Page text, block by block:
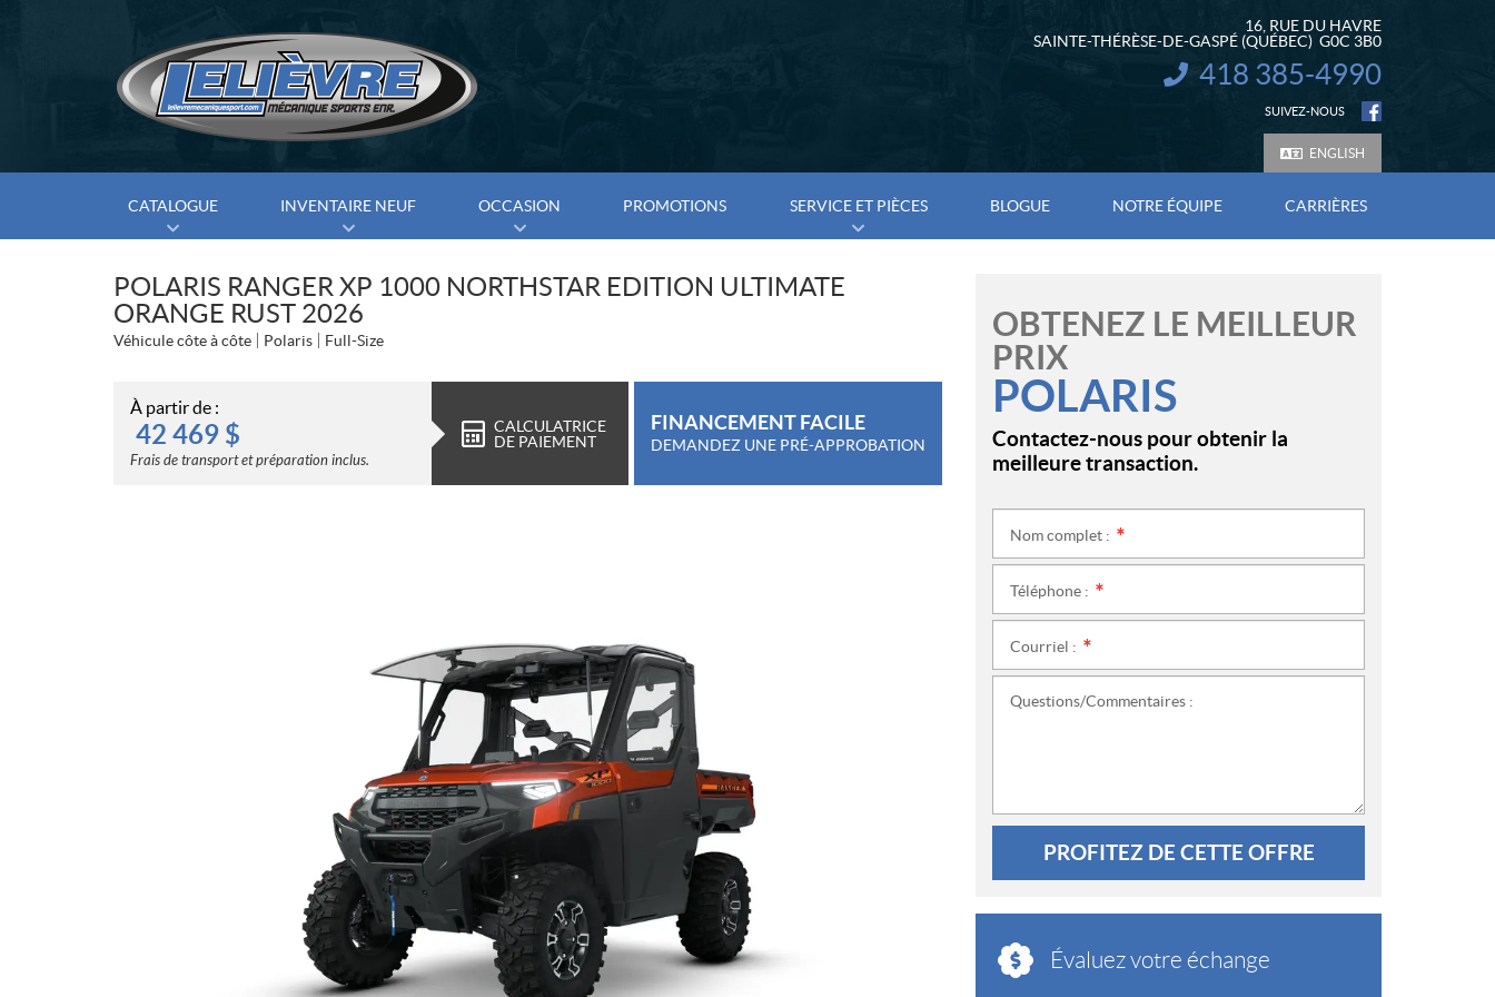
16, RUE DU HAVRE
SAINTE-THÉRÈSE-DE-GASPÉ (QUÉBEC) G0C 3B0
INFORMATION :
418 385-4990
SUIVEZ-NOUS
ENGLISH
CATALOGUE INVENTAIRE NEUF OCCASION PROMOTIONS SERVICE ET PIÈCES BLOGUE NOTRE ÉQUIPE CARRIÈRES
POLARIS RANGER XP 1000 NORTHSTAR EDITION ULTIMATE
ORANGE RUST 2026
Véhicule côte à côte Polaris Full-Size
À partir de :
42 469 $
Frais de transport et préparation inclus.
CALCULATRICE
DE PAIEMENT
FINANCEMENT FACILE
DEMANDEZ UNE PRÉ-APPROBATION
OBTENEZ LE MEILLEUR
PRIX
POLARIS
Contactez-nous pour obtenir la
meilleure transaction.
Nom complet :
Téléphone :
Courriel :
Questions/Commentaires :
PROFITEZ DE CETTE OFFRE
Évaluez votre échange